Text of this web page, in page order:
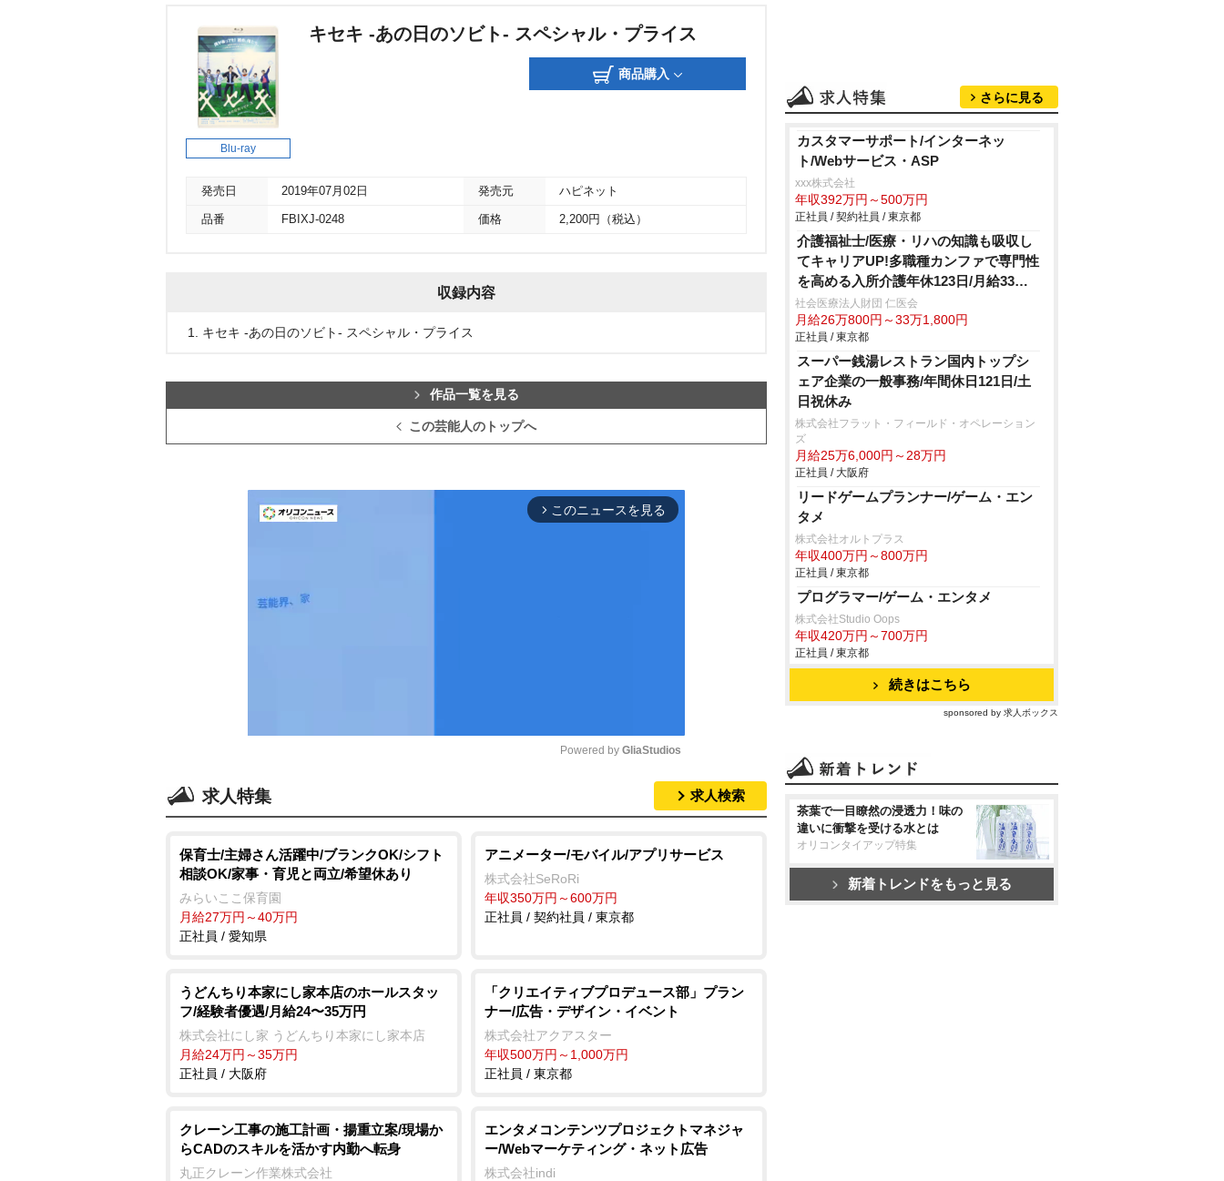
Blu-ray
キセキ -あの日のソビト- スペシャル・プライス
商品購入
発売日 2019年07月02日 発売元 ハピネット
品番 FBIXJ-0248 価格 2,200円（税込）
収録内容
1. キセキ -あの日のソビト- スペシャル・プライス
作品一覧を見る
この芸能人のトップへ
arrow_forward_ios このニュースを見る
t
Powered by GliaStudios
求人特集 求人検索
保育士/主婦さん活躍中/ブランクOK/シフト
相談OK/家事・育児と両立/希望休あり
みらいここ保育園
月給27万円～40万円
正社員 / 愛知県
アニメーター/モバイル/アプリサービス
株式会社SeRoRi
年収350万円～600万円
正社員 / 契約社員 / 東京都
うどんちり本家にし家本店のホールスタッ
フ/経験者優遇/月給24〜35万円
株式会社にし家 うどんちり本家にし家本店
月給24万円～35万円
正社員 / 大阪府
「クリエイティブプロデュース部」プラン
ナー/広告・デザイン・イベント
株式会社アクアスター
年収500万円～1,000万円
正社員 / 東京都
クレーン工事の施工計画・揚重立案/現場か
らCADのスキルを活かす内勤へ転身
丸正クレーン作業株式会社
エンタメコンテンツプロジェクトマネジャ
ー/Webマーケティング・ネット広告
株式会社indi
さらに見る
カスタマーサポート/インターネッ
ト/Webサービス・ASP
xxx株式会社
年収392万円～500万円
正社員 / 契約社員 / 東京都
介護福祉士/医療・リハの知識も吸収し
てキャリアUP!多職種カンファで専門性
を高める入所介護年休123日/月給33万
可
社会医療法人財団 仁医会
月給26万800円～33万1,800円
正社員 / 東京都
スーパー銭湯レストラン国内トップシ
ェア企業の一般事務/年間休日121日/土
日祝休み
株式会社フラット・フィールド・オペレーション
ズ
月給25万6,000円～28万円
正社員 / 大阪府
リードゲームプランナー/ゲーム・エン
タメ
株式会社オルトプラス
年収400万円～800万円
正社員 / 東京都
プログラマー/ゲーム・エンタメ
株式会社Studio Oops
年収420万円～700万円
正社員 / 東京都
続きはこちら
sponsored by 求人ボックス
茶葉で一目瞭然の浸透力！味の
違いに衝撃を受ける水とは
オリコンタイアップ特集
新着トレンドをもっと見る